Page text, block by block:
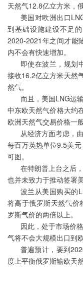
天然气12.8亿立方米，
美国对欧洲出口
到基础设施建设不足
2020-2021年之间才能
内不会有快速增加。
即使在波兰，规划
接收16.2亿立方米天然
然气。
而且，美国LNG运
中东欧天然气价格大约
欧洲天然气交易价格一
从经济方面考虑，
每百万英热单位9.5美
可图。
在特朗普上台之后
也并未致力于推动签署
波兰从美国购买的
将高于俄罗斯天然气价
罗斯气价的两倍以上。
因此，处于市场价
气将不会大规模出口到
普遍预计，要到
度上平衡俄罗斯输欧天